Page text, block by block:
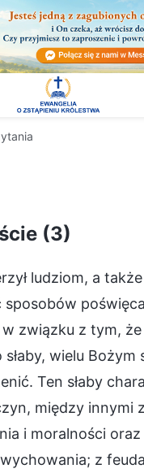
(3)
ludziom, a
związku z tym,
wielu Bożym
Ten słaby
między innymi
i moralności
z